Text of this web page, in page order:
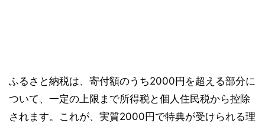
ふるさと納税は、寄付額のうち2000円を超える部分に
ついて、一定の上限まで所得税と個人住民税から控除
されます。これが、実質2000円で特典が受けられる理